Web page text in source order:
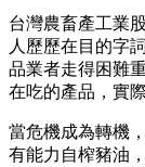
台灣農畜產工業
人歷歷在目的字
品業者走得困難
在吃的產品，實
當危機成為轉機
有能力自榨豬油